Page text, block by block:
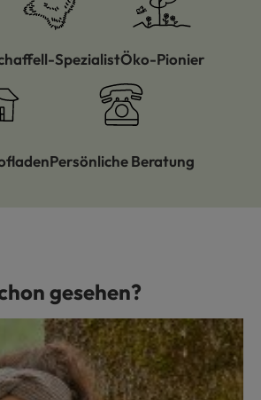
SpezialistÖko-Pionier
Persönliche Beratung
gesehen?